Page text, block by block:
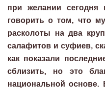
при желании сегодня
говорить о том, что
расколоты на два
салафитов и суфиев,
как показали
сблизить, но это
национальной основе.